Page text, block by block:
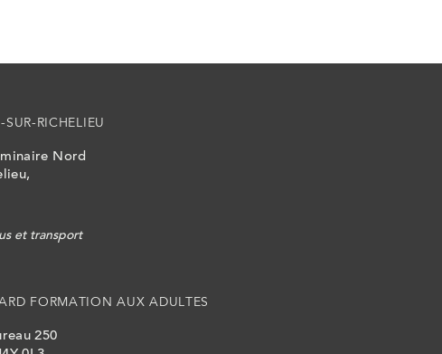
RICHELIEU
Nord
et transport
FORMATION AUX ADULTES
250